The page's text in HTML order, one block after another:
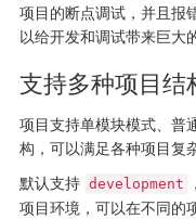
项目的断点调试，并且报
以给开发和调试带来巨大
支持多种项目
项目支持单模块模式、普
构，可以满足各种项目复
默认支持 development ，
项目环境，可以在不同的